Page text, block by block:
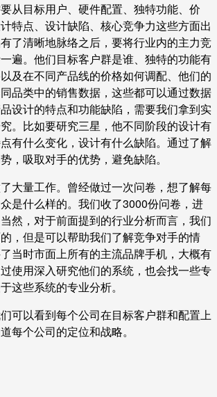
从目标用户、硬件配置、独特功能、价
特点、设计缺陷、核心竞争力这些方面出
了清晰地脉络之后，要将行业内的主力竞
遍。他们目标客户群是谁、独特的功能有
及在不同产品线的价格如何调配、他们的
品类中的销售数据，这些都可以通过数据
设计的特点和功能缺陷，需要我们拿到实
。比如要研究三星，他不同阶段的设计有
有什么变化，设计有什么缺陷。通过了解
，吸取对手的优势，避免缺陷。
大量工作。曾经做过一次问卷，想了解每
是什么样的。我们收了3000份问卷，进
然，对于前面提到的行业分析而言，我们
，但是可以帮助我们了解竞争对手的情
当时市面上所有的主流品牌手机，大概有
使用深入研究他们的系统，也会找一些专
这些系统的专业分析。
可以看到每个公司在目标客户群和配置上
每个公司的定位和战略。